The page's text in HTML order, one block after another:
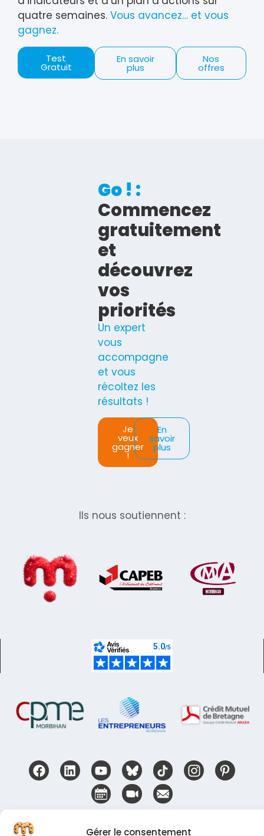
Gérer le consentement
quatre semaines. Vous avancez… et vous
gagnez.
Test
Gratuit
En savoir
plus
Nos
offres
Go ! :
Commencez
gratuitement
et
découvrez
vos
priorités
Un expert
vous
accompagne
et vous
récoltez les
résultats !
Je
veux
gagner
!
En
savoir
plus
Ils nous soutiennent :
Retrouvez markineo partout en France